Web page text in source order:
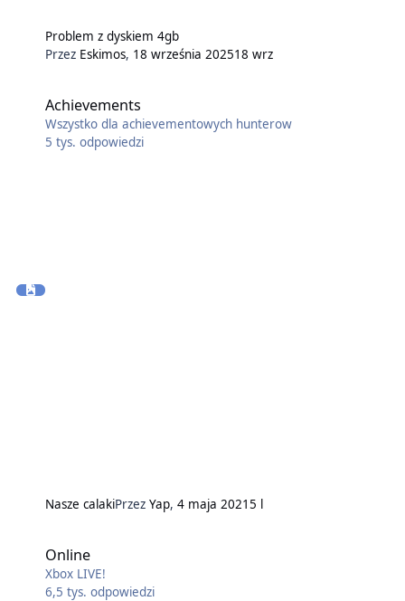
Problem z dyskiem 4gb
Przez Eskimos, 18 września 202518 wrz
Achievements
Wszystko dla achievementowych hunterow
5 tys. odpowiedzi
Nasze calakiPrzez Yap, 4 maja 20215 l
Online
Xbox LIVE!
6,5 tys. odpowiedzi